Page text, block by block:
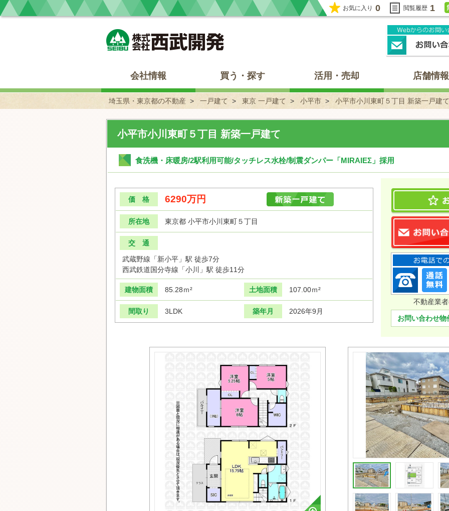
お気に入り 0 閲覧履歴 1
会社情報 買う・探す 活用・売却 店舗情報
埼玉県・東京都の不動産 一戸建て 東京 一戸建て 小平市 小平市小川東町５丁目 新築一戸建て
小平市小川東町５丁目 新築一戸建て
食洗機・床暖房/2駅利用可能/タッチレス水栓/制震ダンパー「MIRAIEΣ」採用
価 格 6290万円
所在地 東京都 小平市小川東町５丁目
交 通
武蔵野線「新小平」駅 徒歩7分
西武鉄道国分寺線「小川」駅 徒歩11分
建物面積 85.28ｍ² 土地面積 107.00ｍ²
間取り 3LDK 築年月 2026年9月
不動産業
お問い合わせ物